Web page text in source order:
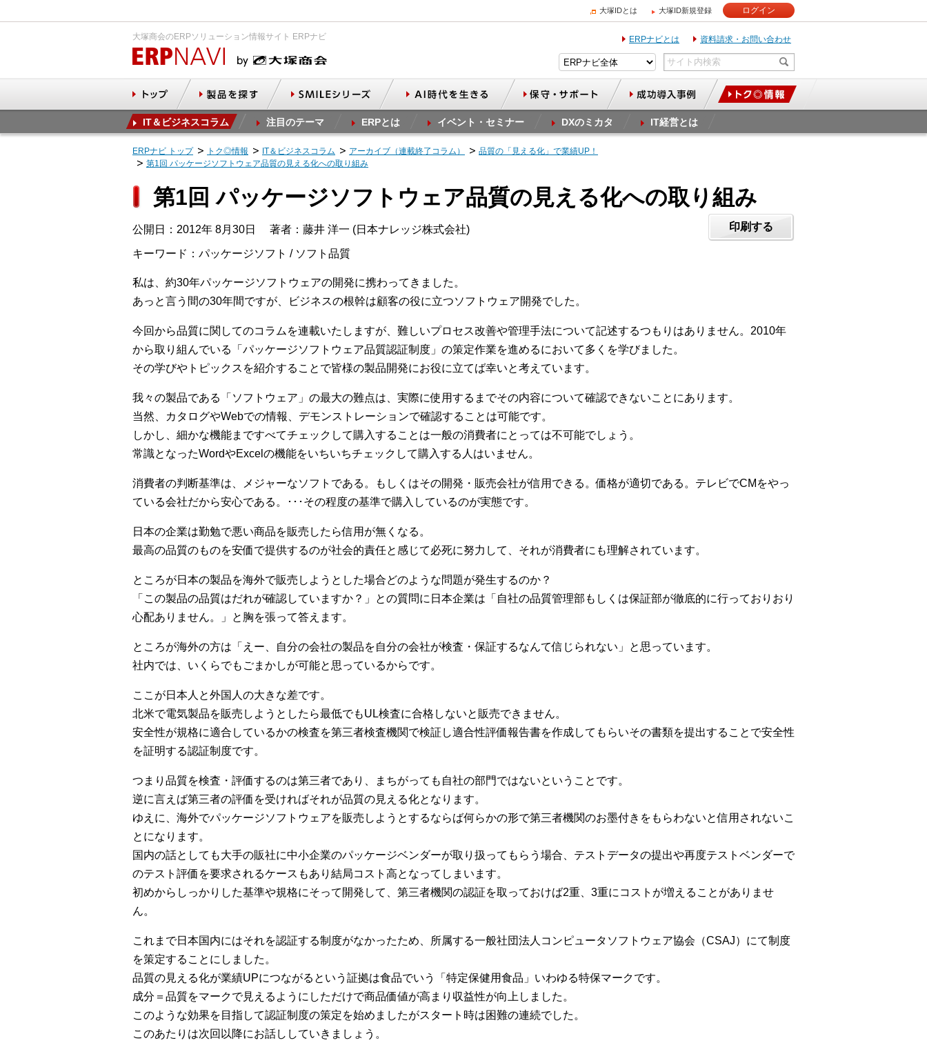
大塚IDとは 大塚ID新規登録 ログイン
大塚商会のERPソリューション情報サイト ERPナビ ERPナビとは 資料請求・お問い合わせ
IT＆ビジネスコラム 注目のテーマ ERPとは イベント・セミナー DXのミカタ IT経営とは
ERPナビ トップ トク◎情報 IT＆ビジネスコラム アーカイブ（連載終了コラム）
品質の「見える化」で業績UP！
第1回 パッケージソフトウェア品質の見える化への取り組み
第1回 パッケージソフトウェア品質の見える化への取り組み
公開日：2012年 8月30日 著者：藤井 洋一 (日本ナレッジ株式会社)
キーワード：パッケージソフト / ソフト品質
印刷する
私は、約30年パッケージソフトウェアの開発に携わってきました。
あっと言う間の30年間ですが、ビジネスの根幹は顧客の役に立つソフトウェア開発でした。
今回から品質に関してのコラムを連載いたしますが、難しいプロセス改善や管理手法について記述するつもりはありません。2010年
から取り組んでいる「パッケージソフトウェア品質認証制度」の策定作業を進めるにおいて多くを学びました。
その学びやトピックスを紹介することで皆様の製品開発にお役に立てば幸いと考えています。
我々の製品である「ソフトウェア」の最大の難点は、実際に使用するまでその内容について確認できないことにあります。
当然、カタログやWebでの情報、デモンストレーションで確認することは可能です。
しかし、細かな機能まですべてチェックして購入することは一般の消費者にとっては不可能でしょう。
常識となったWordやExcelの機能をいちいちチェックして購入する人はいません。
消費者の判断基準は、メジャーなソフトである。もしくはその開発・販売会社が信用できる。価格が適切である。テレビでCMをやっ
ている会社だから安心である。･･･その程度の基準で購入しているのが実態です。
日本の企業は勤勉で悪い商品を販売したら信用が無くなる。
最高の品質のものを安価で提供するのが社会的責任と感じて必死に努力して、それが消費者にも理解されています。
ところが日本の製品を海外で販売しようとした場合どのような問題が発生するのか？
「この製品の品質はだれが確認していますか？」との質問に日本企業は「自社の品質管理部もしくは保証部が徹底的に行っておりおり
心配ありません。」と胸を張って答えます。
ところが海外の方は「えー、自分の会社の製品を自分の会社が検査・保証するなんて信じられない」と思っています。
社内では、いくらでもごまかしが可能と思っているからです。
ここが日本人と外国人の大きな差です。
北米で電気製品を販売しようとしたら最低でもUL検査に合格しないと販売できません。
安全性が規格に適合しているかの検査を第三者検査機関で検証し適合性評価報告書を作成してもらいその書類を提出することで安全性
を証明する認証制度です。
つまり品質を検査・評価するのは第三者であり、まちがっても自社の部門ではないということです。
逆に言えば第三者の評価を受ければそれが品質の見える化となります。
ゆえに、海外でパッケージソフトウェアを販売しようとするならば何らかの形で第三者機関のお墨付きをもらわないと信用されないこ
とになります。
国内の話としても大手の販社に中小企業のパッケージベンダーが取り扱ってもらう場合、テストデータの提出や再度テストベンダーで
のテスト評価を要求されるケースもあり結局コスト高となってしまいます。
初めからしっかりした基準や規格にそって開発して、第三者機関の認証を取っておけば2重、3重にコストが増えることがありませ
ん。
これまで日本国内にはそれを認証する制度がなかったため、所属する一般社団法人コンピュータソフトウェア協会（CSAJ）にて制度
を策定することにしました。
品質の見える化が業績UPにつながるという証拠は食品でいう「特定保健用食品」いわゆる特保マークです。
成分＝品質をマークで見えるようにしただけで商品価値が高まり収益性が向上しました。
このような効果を目指して認証制度の策定を始めましたがスタート時は困難の連続でした。
このあたりは次回以降にお話ししていきましょう。